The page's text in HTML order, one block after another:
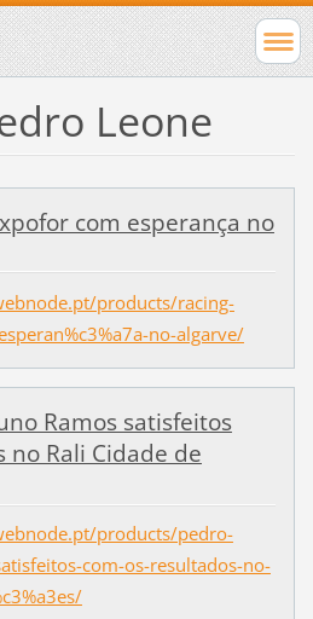
Leone
com esperança no
products/racing-
no-algarve/
Ramos satisfeitos
no Rali Cidade de
products/pedro-
com-os-resultados-no-